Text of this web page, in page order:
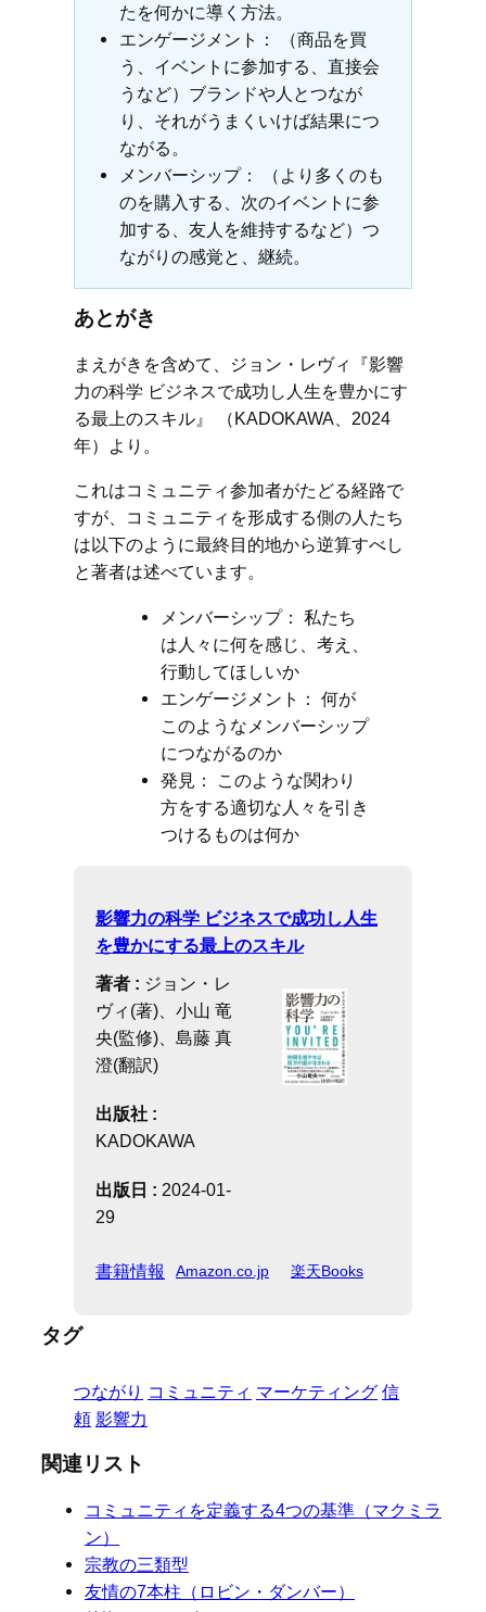
たを何かに導く方法。
エンゲージメント： （商品を買
う、イベントに参加する、直接会
うなど）ブランドや人とつなが
り、それがうまくいけば結果につ
ながる。
メンバーシップ： （より多くのも
のを購入する、次のイベントに参
加する、友人を維持するなど）つ
ながりの感覚と、継続。
あとがき
まえがきを含めて、ジョン・レヴィ『影響
力の科学 ビジネスで成功し人生を豊かにす
る最上のスキル』 （KADOKAWA、2024
年）より。
これはコミュニティ参加者がたどる経路で
すが、コミュニティを形成する側の人たち
は以下のように最終目的地から逆算すべし
と著者は述べています。
メンバーシップ： 私たち
は人々に何を感じ、考え、
行動してほしいか
エンゲージメント： 何が
このようなメンバーシップ
につながるのか
発見： このような関わり
方をする適切な人々を引き
つけるものは何か
影響力の科学 ビジネスで成功し人生
を豊かにする最上のスキル
著者 : ジョン・レ
ヴィ(著)、小山 竜
央(監修)、島藤 真
澄(翻訳)
出版社 :
KADOKAWA
出版日 : 2024-01-
29
書籍情報 Amazon.co.jp 楽天Books
タグ
つながり コミュニティ マーケティング 信
頼 影響力
関連リスト
コミュニティを定義する4つの基準（マクミラ
ン）
宗教の三類型
友情の7本柱（ロビン・ダンバー）